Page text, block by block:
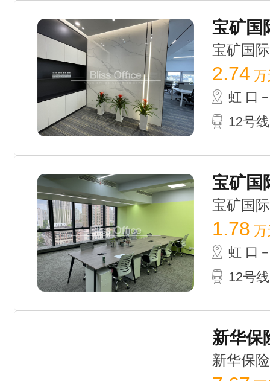
宝矿国
宝矿国
2.74 万
虹 口
12号
宝矿国
宝矿国
1.78 万
虹 口
12号
新华保
新华保